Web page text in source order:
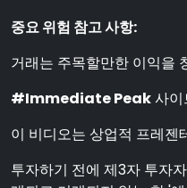
중요 위험 참고 사항:
거래는 주목할만한 이익을
#Immediate Peak사
이 비디오는 상업적 프레젠
투자하기 전에 제3자 투자